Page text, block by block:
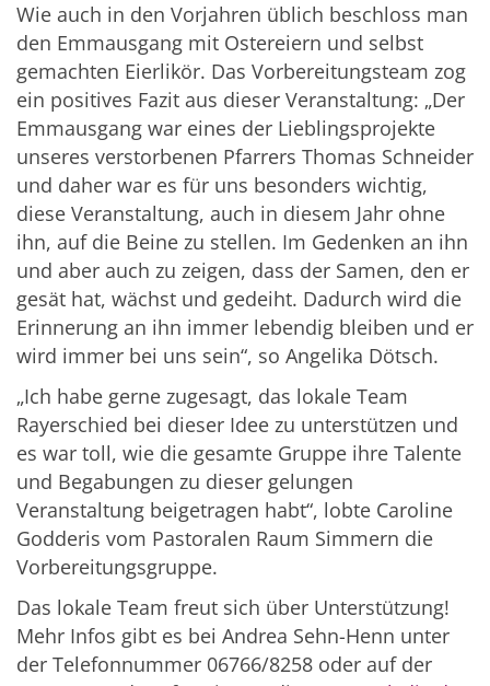
Wie auch in den Vorjahren üblich beschloss man
den Emmausgang mit Ostereiern und selbst
gemachten Eierlikör. Das Vorbereitungsteam zog
ein positives Fazit aus dieser Veranstaltung: „Der
Emmausgang war eines der Lieblingsprojekte
unseres verstorbenen Pfarrers Thomas Schneider
und daher war es für uns besonders wichtig,
diese Veranstaltung, auch in diesem Jahr ohne
ihn, auf die Beine zu stellen. Im Gedenken an ihn
und aber auch zu zeigen, dass der Samen, den er
gesät hat, wächst und gedeiht. Dadurch wird die
Erinnerung an ihn immer lebendig bleiben und er
wird immer bei uns sein“, so Angelika Dötsch.
„Ich habe gerne zugesagt, das lokale Team
Rayerschied bei dieser Idee zu unterstützen und
es war toll, wie die gesamte Gruppe ihre Talente
und Begabungen zu dieser gelungen
Veranstaltung beigetragen habt“, lobte Caroline
Godderis vom Pastoralen Raum Simmern die
Vorbereitungsgruppe.
Das lokale Team freut sich über Unterstützung!
Mehr Infos gibt es bei Andrea Sehn-Henn unter
der Telefonnummer 06766/8258 oder auf der